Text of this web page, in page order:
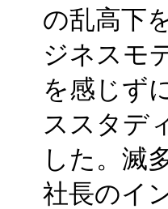
の乱高下
ジネスモ
を感じず
ススタデ
した。滅
社長のイ